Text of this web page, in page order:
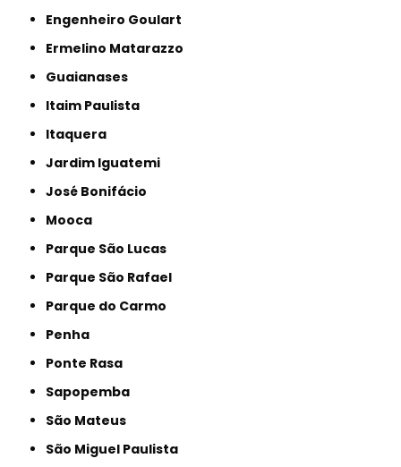
Engenheiro Goulart
Ermelino Matarazzo
Guaianases
Itaim Paulista
Itaquera
Jardim Iguatemi
José Bonifácio
Mooca
Parque São Lucas
Parque São Rafael
Parque do Carmo
Penha
Ponte Rasa
Sapopemba
São Mateus
São Miguel Paulista